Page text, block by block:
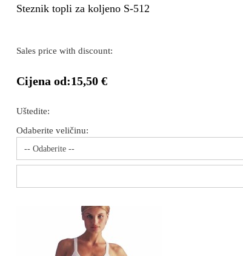
Steznik topli za koljeno S-512
Sales price with discount:
Cijena od:15,50 €
Uštedite:
Odaberite veličinu:
-- Odaberite --